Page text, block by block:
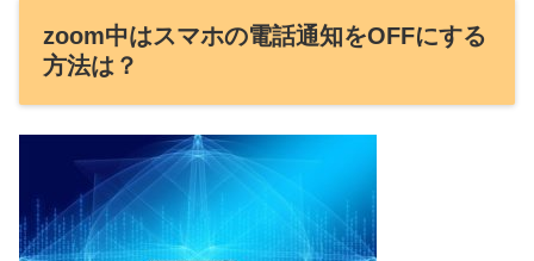
zoom中はスマホの電話通知をOFFにする
方法は？